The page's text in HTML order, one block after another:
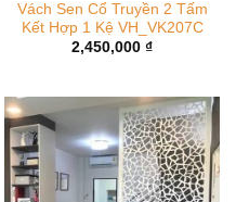
Vách Sen Cổ Truyền 2 Tấm
Kết Hợp 1 Kệ VH_VK207C
2,450,000 ₫